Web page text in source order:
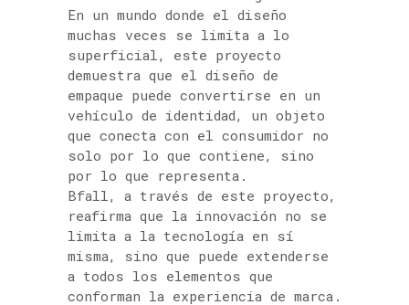
En un mundo donde el diseño
muchas veces se limita a lo
superficial, este proyecto
demuestra que el diseño de
empaque puede convertirse en un
vehículo de identidad, un objeto
que conecta con el consumidor no
solo por lo que contiene, sino
por lo que representa.
Bfall, a través de este proyecto,
reafirma que la innovación no se
limita a la tecnología en sí
misma, sino que puede extenderse
a todos los elementos que
conforman la experiencia de marca.